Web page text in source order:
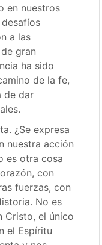
en nuestros
a las
gran
ha sido
de la fe,
de dar
¿Se expresa
nuestra acción
es otra cosa
con
fuerzas, con
No es
Cristo, el único
el Espíritu